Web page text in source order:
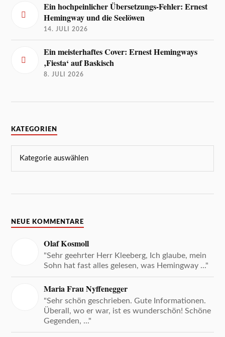
Ein hochpeinlicher Übersetzungs-Fehler: Ernest
Hemingway und die Seelöwen
14. JULI 2026
Ein meisterhaftes Cover: Ernest Hemingways
‚Fiesta‘ auf Baskisch
8. JULI 2026
KATEGORIEN
NEUE KOMMENTARE
Olaf Kosmoll
"Sehr geehrter Herr Kleeberg, Ich glaube, mein
Sohn hat fast alles gelesen, was Hemingway ..."
Maria Frau Nyffenegger
"Sehr schön geschrieben. Gute Informationen.
Überall, wo er war, ist es wunderschön! Schöne
Gegenden, ..."